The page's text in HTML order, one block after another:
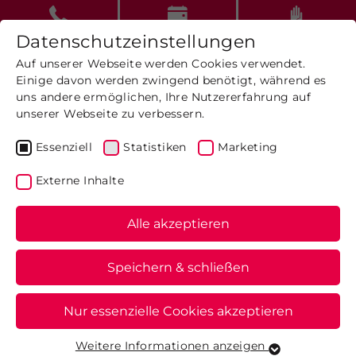
Spina Bifida
Datenschutzeinstellungen
Auf unserer Webseite werden Cookies verwendet.
Einige davon werden zwingend benötigt, während es
uns andere ermöglichen, Ihre Nutzererfahrung auf
unserer Webseite zu verbessern.
Essenziell Statistiken Marketing
Externe Inhalte
Alle akzeptieren
Speichern & schließen
Nur essenzielle Cookies akzeptieren
Weitere Informationen anzeigen